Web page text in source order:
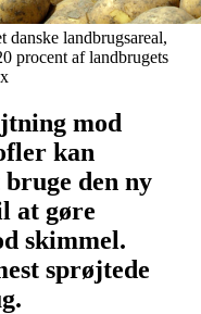
landbrugsareal,
procent af landbrugets
mod
kan
den ny
at gøre
skimmel.
sprøjtede